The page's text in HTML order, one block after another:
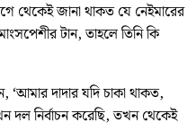
থেকেই জানা থাকত যে নেইমারের
টান, তাহলে তিনি কি
দাদার যদি চাকা থাকত,
দল নির্বাচন করেছি, তখন থেকেই